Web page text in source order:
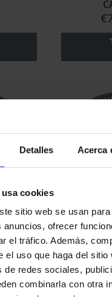
Detalles Acerca
cookies
sitio web se usan
anuncios, ofrecer
el tráfico. Además,
el uso que haga del sitio
de redes sociales,
combinarla con otra
-